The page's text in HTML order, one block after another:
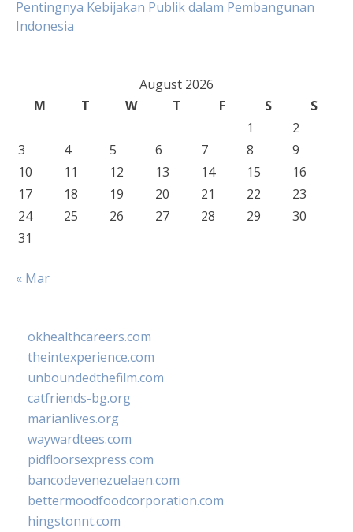
Pentingnya Kebijakan Publik dalam Pembangunan
Indonesia
August 2026
M
T W T F S
S
1
2
3
4 5 6 7 8
9
10
11 12 13 14 15
16
17
18 19 20 21 22
23
24
25 26 27 28 29
30
31
« Mar
okhealthcareers.com
theintexperience.com
unboundedthefilm.com
catfriends-bg.org
marianlives.org
waywardtees.com
pidfloorsexpress.com
bancodevenezuelaen.com
bettermoodfoodcorporation.com
hingstonnt.com